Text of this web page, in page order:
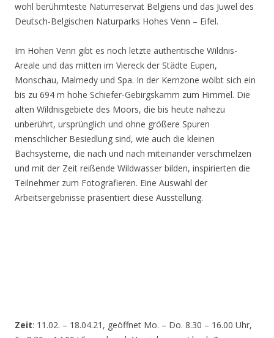
wohl berühmteste Naturreservat Belgiens und das Juwel des
Deutsch-Belgischen Naturparks Hohes Venn – Eifel.
Im Hohen Venn gibt es noch letzte authentische Wildnis-
Areale und das mitten im Viereck der Städte Eupen,
Monschau, Malmedy und Spa. In der Kernzone wölbt sich ein
bis zu 694 m hohe Schiefer-Gebirgskamm zum Himmel. Die
alten Wildnisgebiete des Moors, die bis heute nahezu
unberührt, ursprünglich und ohne größere Spuren
menschlicher Besiedlung sind, wie auch die kleinen
Bachsysteme, die nach und nach miteinander verschmelzen
und mit der Zeit reißende Wildwasser bilden, inspirierten die
Teilnehmer zum Fotografieren. Eine Auswahl der
Arbeitsergebnisse präsentiert diese Ausstellung.
Zeit: 11.02. – 18.04.21, geöffnet Mo. – Do. 8.30 – 16.00 Uhr,